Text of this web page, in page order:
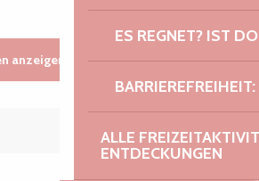
ES REGNET? IST
ALLE
ENTDECKUNGEN
anzeigen